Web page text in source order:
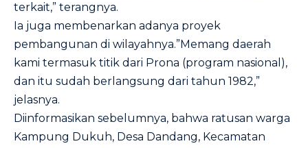
terkait,” terangnya.
Ia juga membenarkan adanya proyek
pembangunan di wilayahnya.”Memang daerah
kami termasuk titik dari Prona (program nasional),
dan itu sudah berlangsung dari tahun 1982,”
jelasnya.
Diinformasikan sebelumnya, bahwa ratusan warga
Kampung Dukuh, Desa Dandang, Kecamatan